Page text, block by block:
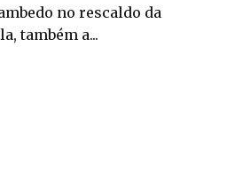
no rescaldo da
também a...